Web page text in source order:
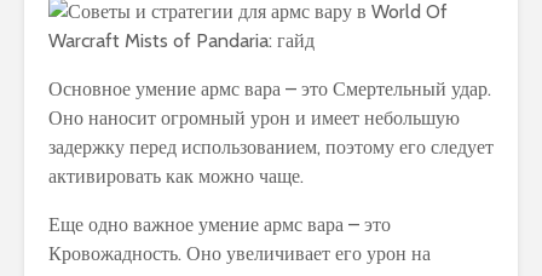
Основное умение армс вара – это Смертельный удар.
Оно наносит огромный урон и имеет небольшую
задержку перед использованием, поэтому его следует
активировать как можно чаще.
Еще одно важное умение армс вара – это
Кровожадность. Оно увеличивает его урон на